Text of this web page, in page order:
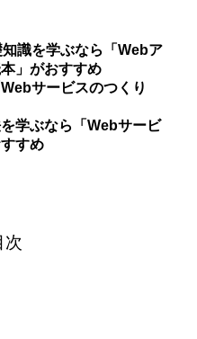
識を学ぶなら「Webア
」がおすすめ
サービスのつくり
学ぶなら「Webサービ
すめ
次